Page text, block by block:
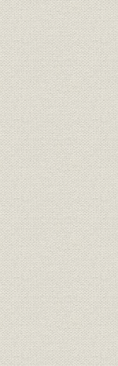
第3部 グローバル
第1章 新生ト
第1節 対米
第2節 工販
第3節 北米
第4節 世界
第5節 日米
第2章 伸長す
第1節 多様
第2節 創立
第3節 国内